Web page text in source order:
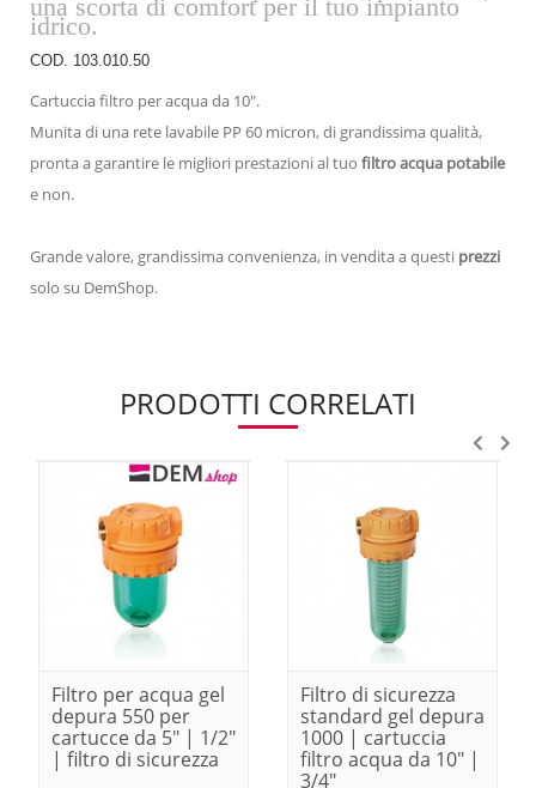
una scorta di comfort per il tuo impianto
idrico.
COD. 103.010.50
Cartuccia filtro per acqua da 10".
Munita di una rete lavabile PP 60 micron, di grandissima qualità,
pronta a garantire le migliori prestazioni al tuo filtro acqua potabile
e non.
Grande valore, grandissima convenienza, in vendita a questi prezzi
solo su DemShop.
PRODOTTI CORRELATI
Filtro per acqua gel
depura 550 per
cartucce da 5" | 1/2"
| filtro di sicurezza
Filtro di sicurezza
standard gel depura
1000 | cartuccia
filtro acqua da 10" |
3/4"